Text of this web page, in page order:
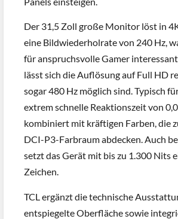
Der 31,5 Zoll große Monitor löst in
eine Bildwiederholrate von 240 Hz,
für anspruchsvolle Gamer
lässt sich die Auflösung auf Full HD
sogar 480 Hz möglich sind. Typisch
extrem schnelle Reaktionszeit von
kombiniert mit kräftigen Farben, die
DCI-P3-Farbraum abdecken. Auch
setzt das Gerät mit bis zu 1.300 Nits
Zeichen.
TCL ergänzt die technische
entspiegelte Oberfläche sowie